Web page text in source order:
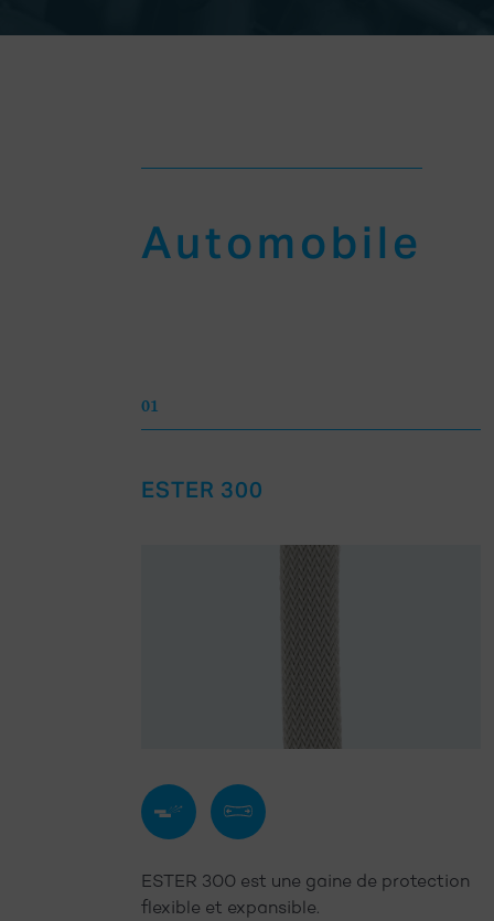
Automobile
01
ESTER 300
Anti-
Gaine
ESTER 300 est une gaine de protection
flexible et expansible.